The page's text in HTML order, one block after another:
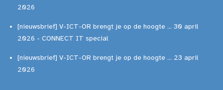
2026
[nieuwsbrief] V-ICT-OR brengt je op de hoogte ... 30 april
2026 - CONNECT IT special
[nieuwsbrief] V-ICT-OR brengt je op de hoogte ... 23 april
2026